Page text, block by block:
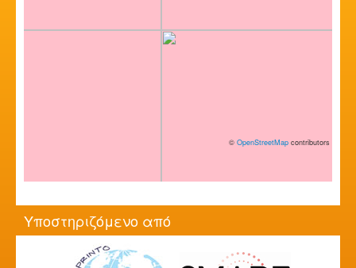
© OpenStreetMap contributors
Υποστηριζόμενο από